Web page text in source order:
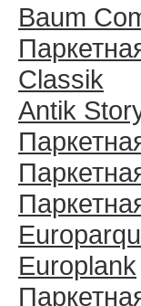
Baum
Classik
Antik
Europlank